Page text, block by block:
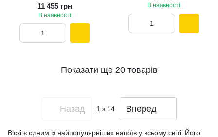
11 455 грн
В наявності
В наявності
Показати ще 20 товарів
Назад 1 з 14 Вперед
Віскі є одним із найпопулярніших напоїв у всьому світі. Його